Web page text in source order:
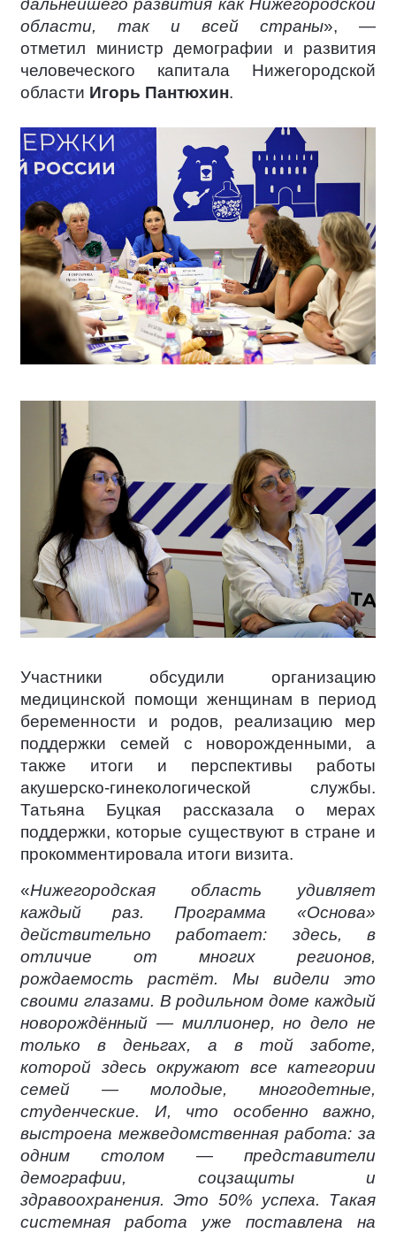
дальнейшего развития как Нижегородской
области, так и всей страны», —
отметил министр демографии и развития
человеческого капитала Нижегородской
области Игорь Пантюхин.
Участники обсудили организацию
медицинской помощи женщинам в период
беременности и родов, реализацию мер
поддержки семей с новорожденными, а
также итоги и перспективы работы
акушерско-гинекологической службы.
Татьяна Буцкая рассказала о мерах
поддержки, которые существуют в стране и
прокомментировала итоги визита.
«Нижегородская область удивляет
каждый раз. Программа «Основа»
действительно работает: здесь, в
отличие от многих регионов,
рождаемость растёт. Мы видели это
своими глазами. В родильном доме каждый
новорождённый — миллионер, но дело не
только в деньгах, а в той заботе,
которой здесь окружают все категории
семей — молодые, многодетные,
студенческие. И, что особенно важно,
выстроена межведомственная работа: за
одним столом — представители
демографии, соцзащиты и
здравоохранения. Это 50% успеха. Такая
системная работа уже поставлена на